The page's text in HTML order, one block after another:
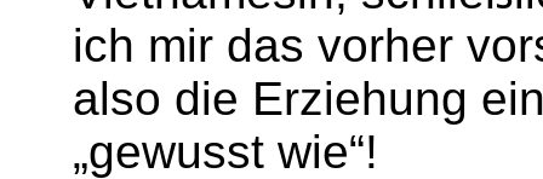
ich mir das vorher
also die Erziehung
„gewusst wie“!